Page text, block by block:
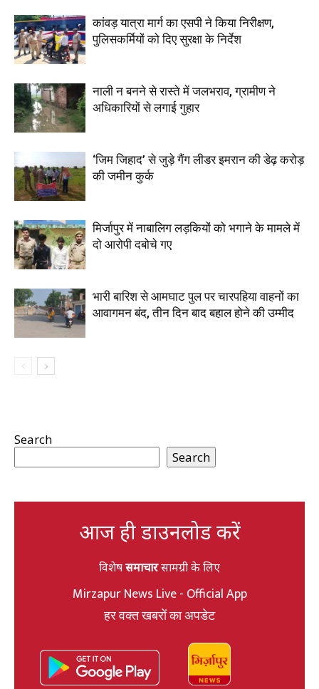
कांवड़ यात्रा मार्ग का एसपी ने किया निरीक्षण,
पुलिसकर्मियों को दिए सुरक्षा के निर्देश
नाली न बनने से रास्ते में जलभराव, ग्रामीण ने
अधिकारियों से लगाई गुहार
‘जिम जिहाद’ से जुड़े गैंग लीडर इमरान की डेढ़ करोड़
की जमीन कुर्क
मिर्जापुर में नाबालिग लड़कियों को भगाने के मामले में
दो आरोपी दबोचे गए
भारी बारिश से आमघाट पुल पर चारपहिया वाहनों का
आवागमन बंद, तीन दिन बाद बहाल होने की उम्मीद
Search
Search
आज ही डाउनलोड करें
विशेषसमाचारसामग्री के लिए
Mirzapur News Live - Official App
हर वक्त खबरों का अपडेट